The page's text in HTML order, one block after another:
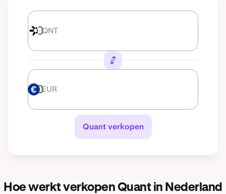
QNT QNT
EUR EUR
Quant verkopen
Hoe werkt verkopen Quant in Nederland